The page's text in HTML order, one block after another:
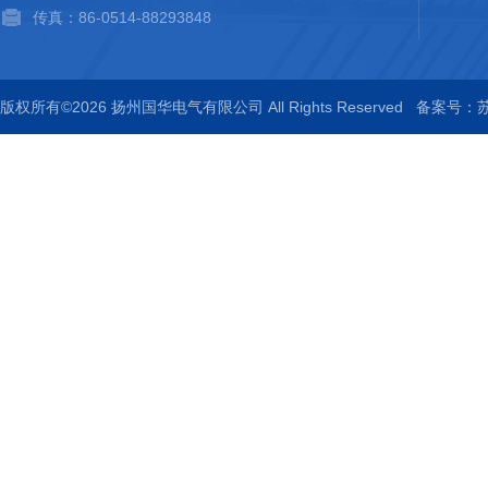
传真：86-0514-88293848
版权所有©2026 扬州国华电气有限公司 All Rights Reserved 备案号：